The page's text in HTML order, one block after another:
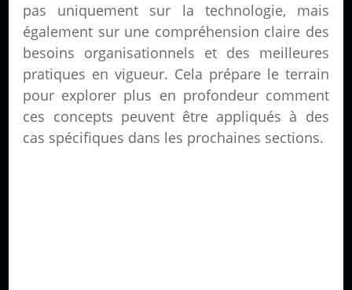
pas uniquement sur la technologie, mais
également sur une compréhension claire des
besoins organisationnels et des meilleures
pratiques en vigueur. Cela prépare le terrain
pour explorer plus en profondeur comment
ces concepts peuvent être appliqués à des
cas spécifiques dans les prochaines sections.